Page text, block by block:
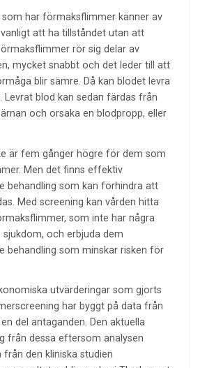
som har förmaksflimmer känner av
att ha tillståndet utan att
rör sig delar av
mycket snabbt och det leder till att
blir sämre. Då kan blodet levra
Levrat blod kan sedan färdas från
och orsaka en blodpropp, eller
är fem gånger högre för dem som
Men det finns effektiv
behandling som kan förhindra att
Med screening kan vården hitta
som inte har några
och erbjuda dem
behandling som minskar risken för
utvärderingar som gjorts
har byggt på data från
del antaganden. Den aktuella
från dessa eftersom analysen
från den kliniska studien